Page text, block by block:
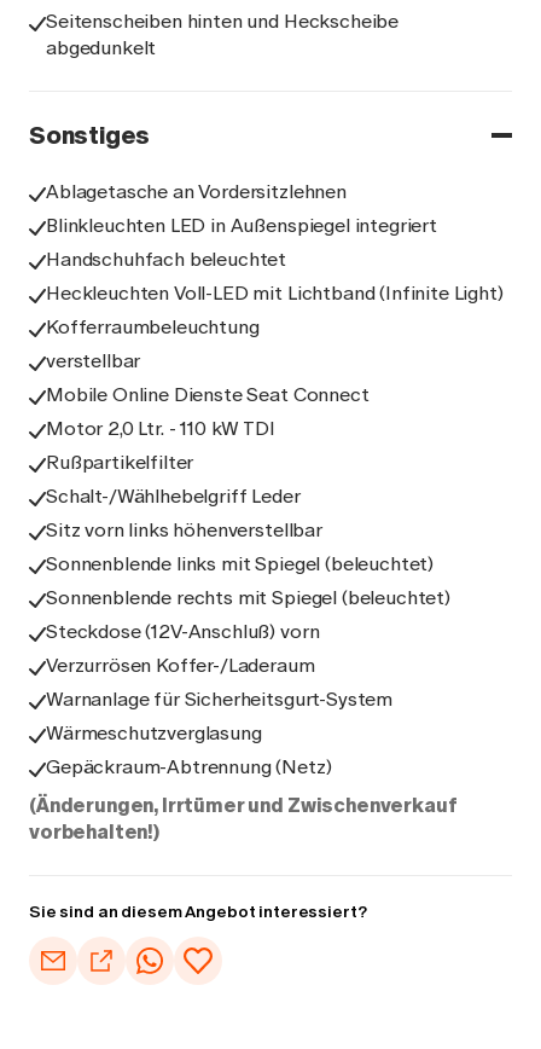
Seitenscheiben hinten und Heckscheibe
abgedunkelt
Sonstiges
Ablagetasche an Vordersitzlehnen
Blinkleuchten LED in Außenspiegel integriert
Handschuhfach beleuchtet
Heckleuchten Voll-LED mit Lichtband (Infinite Light)
Kofferraumbeleuchtung
verstellbar
Mobile Online Dienste Seat Connect
Motor 2,0 Ltr. - 110 kW TDI
Rußpartikelfilter
Schalt-/Wählhebelgriff Leder
Sitz vorn links höhenverstellbar
Sonnenblende links mit Spiegel (beleuchtet)
Sonnenblende rechts mit Spiegel (beleuchtet)
Steckdose (12V-Anschluß) vorn
Verzurrösen Koffer-/Laderaum
Warnanlage für Sicherheitsgurt-System
Wärmeschutzverglasung
Gepäckraum-Abtrennung (Netz)
(Änderungen, Irrtümer und Zwischenverkauf
vorbehalten!)
Sie sind an diesem Angebot interessiert?